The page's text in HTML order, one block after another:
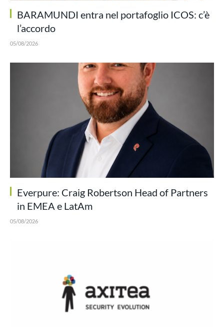
BARAMUNDI entra nel portafoglio ICOS: c’è
l’accordo
05/08/2026
Everpure: Craig Robertson Head of Partners
in EMEA e LatAm
05/08/2026